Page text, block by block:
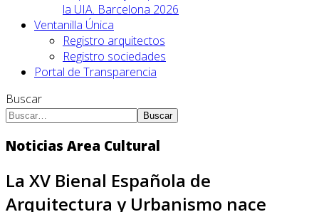
la UIA. Barcelona 2026
Ventanilla Única
Registro arquitectos
Registro sociedades
Portal de Transparencia
Buscar
Buscar
Noticias Area Cultural
La XV Bienal Española de
Arquitectura y Urbanismo nace